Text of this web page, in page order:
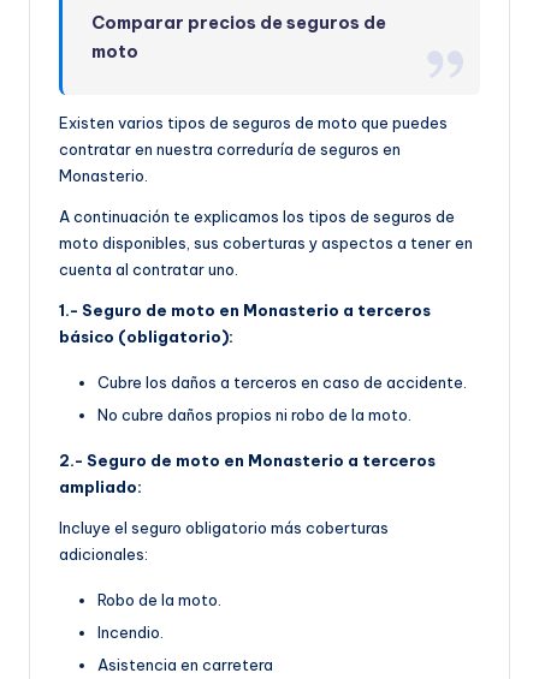
Comparar precios de seguros de
moto
Existen varios tipos de seguros de moto que puedes
contratar en nuestra correduría de seguros en
Monasterio.
A continuación te explicamos los tipos de seguros de
moto disponibles, sus coberturas y aspectos a tener en
cuenta al contratar uno.
1.- Seguro de moto en Monasterio a terceros
básico (obligatorio):
Cubre los daños a terceros en caso de accidente.
No cubre daños propios ni robo de la moto.
2.- Seguro de moto en Monasterio a terceros
ampliado:
Incluye el seguro obligatorio más coberturas
adicionales:
Robo de la moto.
Incendio.
Asistencia en carretera